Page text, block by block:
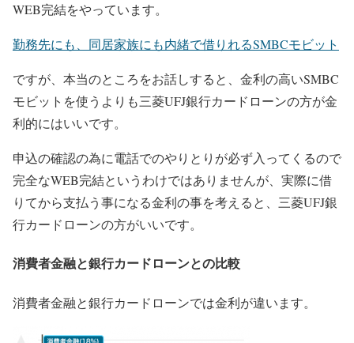
WEB完結をやっています。
勤務先にも、同居家族にも内緒で借りれるSMBCモビット
ですが、本当のところをお話しすると、金利の高いSMBC
モビットを使うよりも三菱UFJ銀行カードローンの方が金
利的にはいいです。
申込の確認の為に電話でのやりとりが必ず入ってくるので
完全なWEB完結というわけではありませんが、実際に借
りてから支払う事になる金利の事を考えると、三菱UFJ銀
行カードローンの方がいいです。
消費者金融と銀行カードローンとの比較
消費者金融と銀行カードローンでは金利が違います。